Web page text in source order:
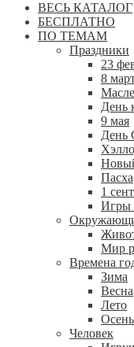
ВЕСЬ КАТАЛОГ
БЕСПЛАТНО
ПО ТЕМАМ
Праздники
23
8
День
9 мая
День
Пасха
1
Игры
Мир
Времена
Зима
Весна
Лето
Осень
Человек